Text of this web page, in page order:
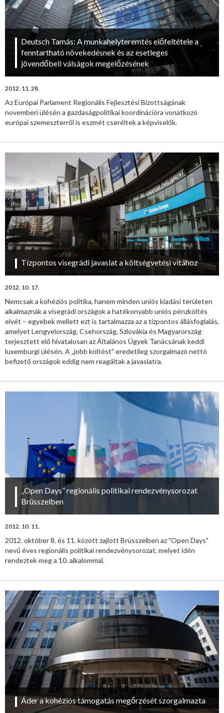
Deutsch Tamás: A munkahelyteremtés előfeltétele a
fenntartható növekedésnek és az esetleges
jövendőbeli válságok megelőzésének
2012. 11. 28.
Az Európai Parlament Regionális Fejlesztési Bizottságának
novemberi ülésén a gazdaságpolitikai koordinációra vonatkozó
európai szemeszterről is eszmét cseréltek a képviselők.
Tízpontos visegrádi javaslat a költségvetési vitához
2012. 10. 17.
Nemcsak a kohéziós politika, hanem minden uniós kiadási területen
alkalmaznák a visegrádi országok a hatékonyabb uniós pénzköltés
elvét – egyebek mellett ezt is tartalmazza az a tízpontos állásfoglalás,
amelyet Lengyelország, Csehország, Szlovákia és Magyarország
terjesztett elő hivatalosan az Általános Ügyek Tanácsának keddi
luxemburgi ülésén. A „jobb költést” eredetileg szorgalmazó nettó
befizető országok eddig nem reagáltak a javaslatra.
„Open Days” regionális politikai rendezvénysorozat
Brüsszelben
2012. 10. 11.
2012. október 8. és 11. között zajlott Brüsszelben az "Open Days"
nevű éves regionális politikai rendezvénysorozat, melyet idén
rendeztek meg a 10. alkalommal.
Áder a kohéziós támogatás megőrzését szorgalmazta